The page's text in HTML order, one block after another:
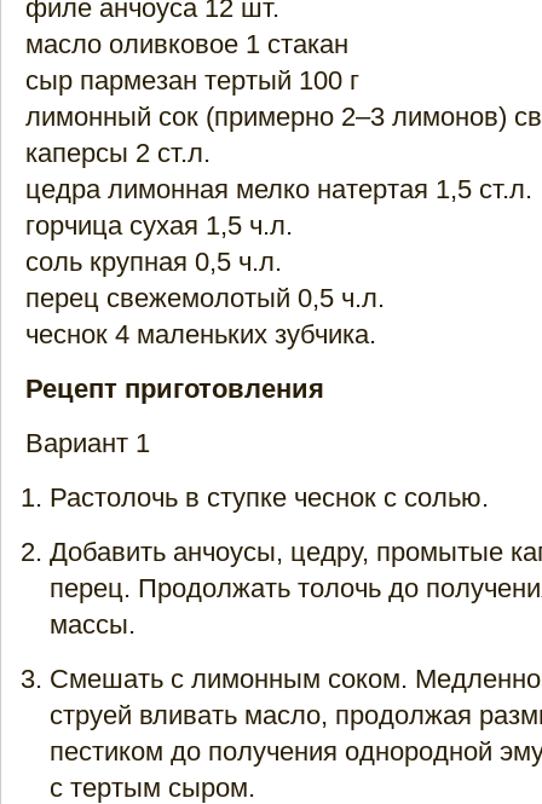
филе анчоуса 12 шт.
масло оливковое 1 стакан
сыр пармезан тертый 100 г
лимонный сок (примерно 2–3 лимонов)
каперсы 2 ст.л.
цедра лимонная мелко натертая 1,5 ст.л.
горчица сухая 1,5 ч.л.
соль крупная 0,5 ч.л.
перец свежемолотый 0,5 ч.л.
чеснок 4 маленьких зубчика.
Рецепт приготовления
Вариант 1
Растолочь в ступке чеснок с солью.
Добавить анчоусы, цедру, промытые
перец. Продолжать толочь до
массы.
Смешать с лимонным соком.
струей вливать масло, продолжая
пестиком до получения однородной
с тертым сыром.